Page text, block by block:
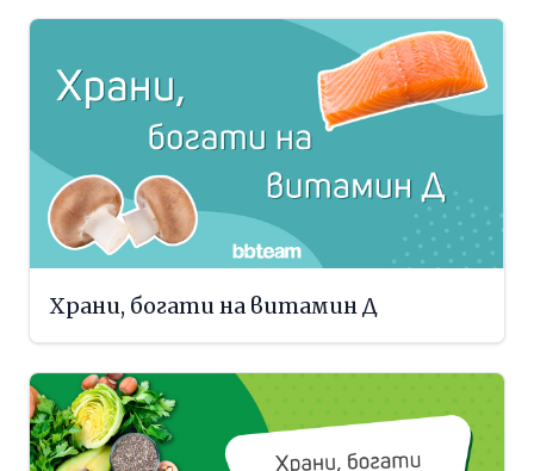
Храни, богати на витамин Д